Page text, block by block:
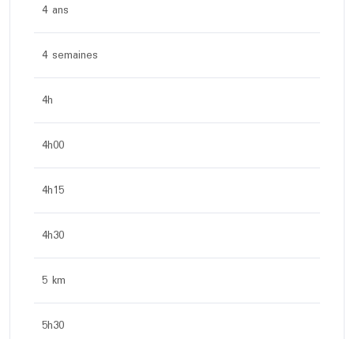
4 ans
4 semaines
4h
4h00
4h15
4h30
5 km
5h30